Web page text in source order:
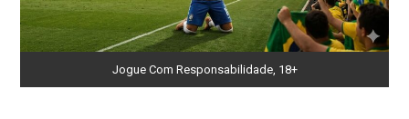
Jogue Com Responsabilidade, 18+